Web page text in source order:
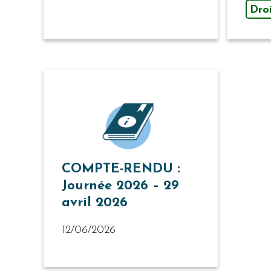
COMPTE-RENDU :
Journée 2026 – 29
avril 2026
12/06/2026